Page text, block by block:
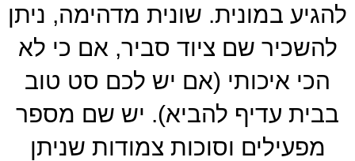
להגיע במונית. שונית מדהימה, ניתן
להשכיר שם ציוד סביר, אם כי לא
הכי איכותי (אם יש לכם סט טוב
בבית עדיף להביא). יש שם מספר
מפעילים וסוכות צמודות שניתן